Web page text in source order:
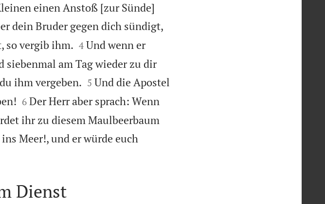
einen Anstoß [zur Sünde]
dein Bruder gegen dich sündigt,
so vergib ihm.
4 Und wenn er
siebenmal am Tag wieder zu dir
ihm vergeben.
5 Und die Apostel

6 Der Herr aber sprach: Wenn
ihr zu diesem Maulbeerbaum
Meer!, und er würde euch
Dienst